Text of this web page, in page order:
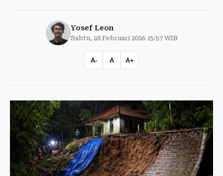
Yosef Leon
Sabtu, 28 Februari 2026 15:57 WIB
A- A A+